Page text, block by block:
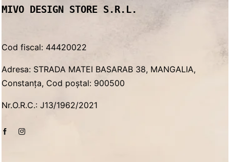
MIVO DESIGN STORE S.R.L.
Cod fiscal: 44420022
Adresa: STRADA MATEI BASARAB 38, MANGALIA,
Constanța, Cod poștal: 900500
Nr.O.R.C.: J13/1962/2021